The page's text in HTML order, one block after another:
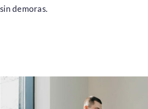
sin demoras.